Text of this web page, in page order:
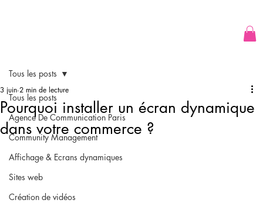
Tous les posts
Agence De Communication Paris
Community Management
Affichage & Ecrans dynamiques
Sites web
Création de vidéos
Tous les posts
Pourquoi installer un écran dynamique
dans votre commerce ?
3 juin 2 min de lecture